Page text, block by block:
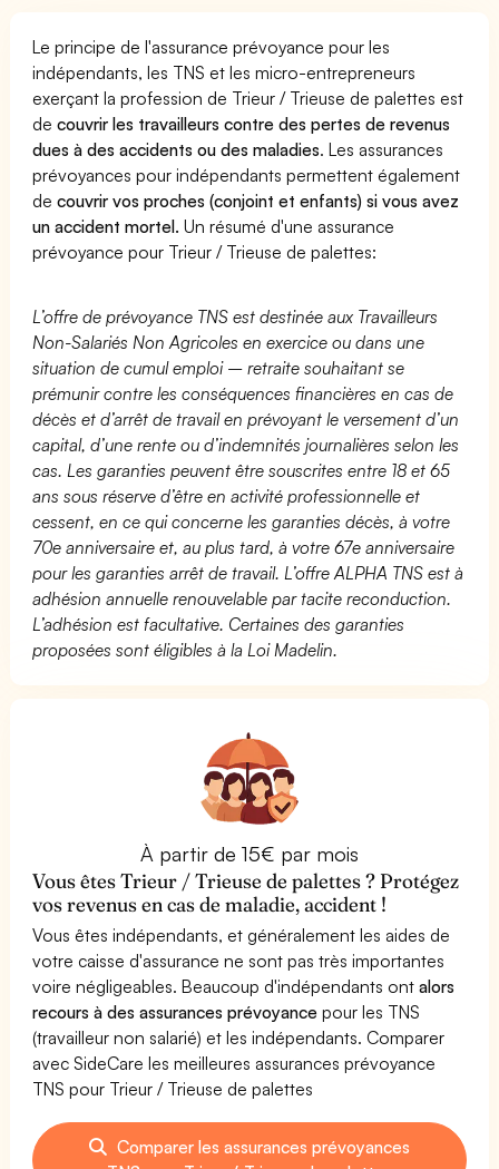
Le principe de l'assurance prévoyance pour les
indépendants, les TNS et les micro-entrepreneurs
exerçant la profession de Trieur / Trieuse de palettes est
decouvrir les travailleurs contre des pertes de revenus
dues à des accidents ou des maladies. Les assurances
prévoyances pour indépendants permettent également
decouvrir vos proches (conjoint et enfants) si vous avez
un accident mortel. Un résumé d'une assurance
prévoyance pour Trieur / Trieuse de palettes:
L’offre de prévoyance TNS est destinée aux Travailleurs
Non-Salariés Non Agricoles en exercice ou dans une
situation de cumul emploi – retraite souhaitant se
prémunir contre les conséquences financières en cas de
décès et d’arrêt de travail en prévoyant le versement d’un
capital, d’une rente ou d’indemnités journalières selon les
cas. Les garanties peuvent être souscrites entre 18 et 65
ans sous réserve d’être en activité professionnelle et
cessent, en ce qui concerne les garanties décès, à votre
70e anniversaire et, au plus tard, à votre 67e anniversaire
pour les garanties arrêt de travail. L’offre ALPHA TNS est à
adhésion annuelle renouvelable par tacite reconduction.
L’adhésion est facultative. Certaines des garanties
proposées sont éligibles à la Loi Madelin.
À partir de 15€ par mois
Vous êtes Trieur / Trieuse de palettes ? Protégez
vos revenus en cas de maladie, accident !
Vous êtes indépendants, et généralement les aides de
votre caisse d'assurance ne sont pas très importantes
voire négligeables. Beaucoup d'indépendants ontalors
recours à des assurances prévoyance pour les TNS
(travailleur non salarié) et les indépendants. Comparer
avec SideCare les meilleures assurances prévoyance
TNS pour Trieur / Trieuse de palettes
Comparer les assurances prévoyances